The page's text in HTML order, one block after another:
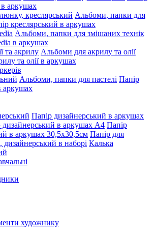
аркушах
креслярський Альбоми, папки для
креслярський в аркушах
Альбоми, папки для змішаних технік
в аркушах
та акрилу Альбоми для акрилу та олії
та олії в аркушах
Альбоми, папки для пастелі Папір
аркушах
Папір дизайнерський в аркушах
дизайнерський в аркушах А4 Папір
в аркушах 30,5х30,5см Папір для
дизайнерський в наборі Калька
художнику